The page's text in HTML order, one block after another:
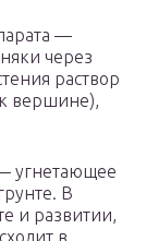
—
через
раствор
к вершине),
угнетающее
В
и развитии,
в